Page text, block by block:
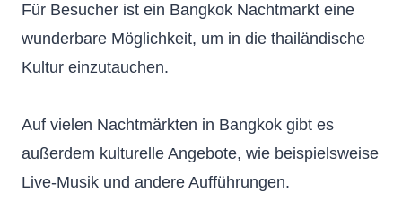
Für Besucher ist ein Bangkok Nachtmarkt eine
wunderbare Möglichkeit, um in die thailändische
Kultur einzutauchen.
Auf vielen Nachtmärkten in Bangkok gibt es
außerdem kulturelle Angebote, wie beispielsweise
Live-Musik und andere Aufführungen.